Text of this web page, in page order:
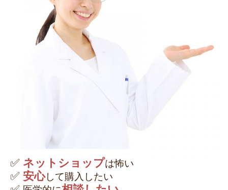
✅ ネットショップは怖い
✅ 安心して購入したい